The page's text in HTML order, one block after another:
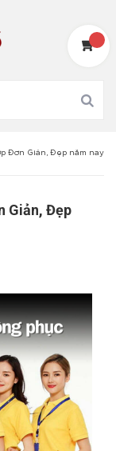
Đơn Giản, Đẹp năm nay
Giản, Đẹp